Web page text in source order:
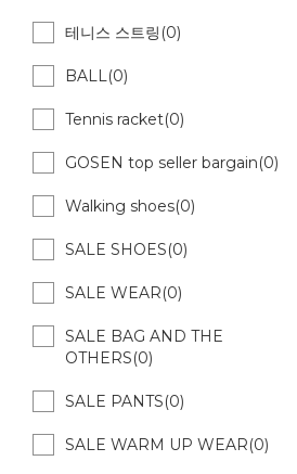
테니스 스트링(0)
BALL(0)
Tennis racket(0)
GOSEN top seller bargain(0)
Walking shoes(0)
SALE SHOES(0)
SALE WEAR(0)
SALE BAG AND THE
OTHERS(0)
SALE PANTS(0)
SALE WARM UP WEAR(0)